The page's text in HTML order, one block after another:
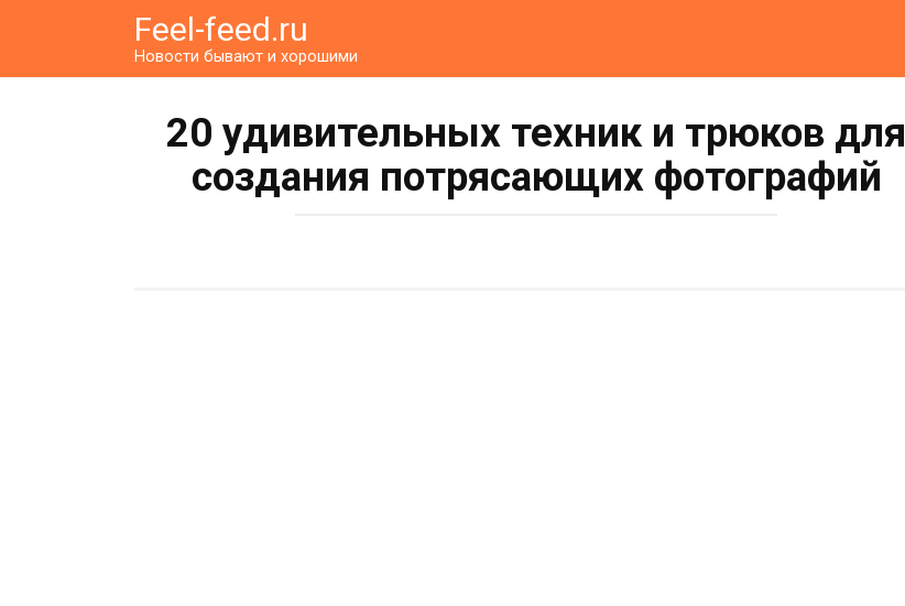
Feel-feed.ru
Новости бывают и хорошими
20 удивительных техник и трюков для
создания потрясающих фотографий